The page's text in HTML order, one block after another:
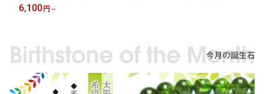
物 送料無料
6,100 円 ～